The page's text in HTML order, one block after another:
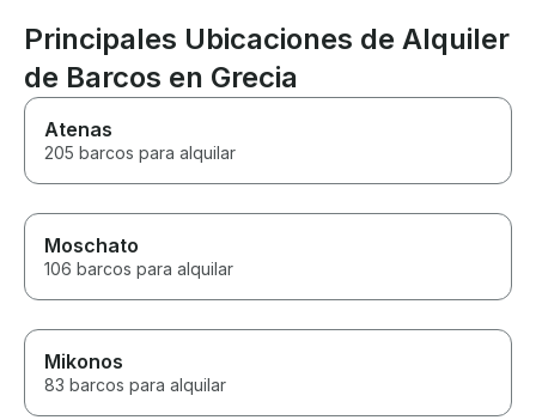
anyone thinking about booking.
Principales Ubicaciones de Alquiler
de Barcos en Grecia
Atenas
205 barcos para alquilar
Moschato
106 barcos para alquilar
Mikonos
83 barcos para alquilar